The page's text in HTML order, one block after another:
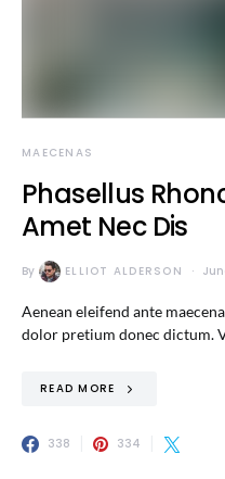
MAECENAS
Phasellus
Amet Nec Dis
By ELLIOT ALDERSON
Aenean eleifend ante
dolor pretium donec dictum.
READ MORE
338 334